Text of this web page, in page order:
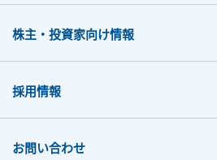
株主・投資家向け情報
採用情報
お問い合わせ